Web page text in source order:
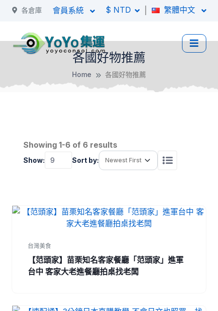
各倉庫 會員系統 $ NTD 繁體中文
各國好物推薦
Home 各國好物推薦
Showing 1-6 of 6 results
Show: Sort by:
台灣美食
【范頭家】苗栗知名客家餐廳「范頭家」進軍
台中 客家大老進餐廳拍桌找老闆